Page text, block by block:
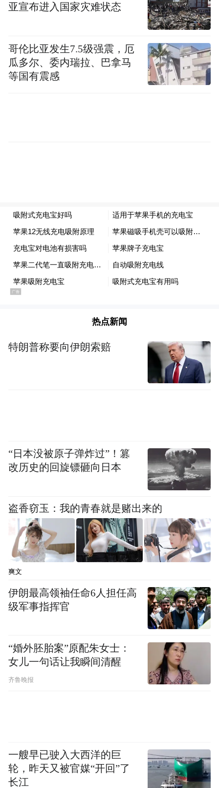
(一)加强部门联动，齐抓共管凝聚合力
一是强化机制建设，健全责任保障体系。成
立由分管市长任组长、17个招考委成员单位
组成的教育考试领导小组，将高考、中考列
发布系统、高考听力播放设备等重点环节已
测试评估整改完毕，考前模拟演练，设备运
行平稳顺畅，组织有序，所有考点已经准备
就绪。考试期间，市、区(市)两级政府分管负
责同志将进驻考务指挥中心，统一决策调
分片包干，指导督查各考区、考点组考情
考一线，抓好各项保障措施实施。此外，按
照国家和省要求，省、市、区三级检查员分
别在考点实地指导，市、区两级招考委成员
二是开展专项行动，营造安全温馨考试环
境。在从严净化涉考环境方面，市委宣传
部、市委网信办、市教育局、市公安局、市
市场监管局、市工信局等部门联动协作，统
筹资源、凝聚监管合力，开展六项专项行动
净化考试环境。市委宣传部、市委网信办等
五部门进一步规范新媒体、自媒体账号网络
行为，维护教育公平和良好招生考试秩序，
共建“清朗”网络空间。市公安局加强线上、
线下涉考违法打击力度，实行线索快查、案
件快侦、违法快处；市市场监管局严厉打击
生产、销售考试作弊器材等违法行为，开展
助考培训机构监管，做好涉考食品安全监
管。市工业和信息化局重点强化涉考电磁环
失泄密事件发生。
亚宣布进入国家灾难状态
哥伦比亚发生7.5级强震，厄
瓜多尔、委内瑞拉、巴拿马
等国有震感
热点新闻
特朗普称要向伊朗索赔
“日本没被原子弹炸过”！篡
改历史的回旋镖砸向日本
盗香窃玉：我的青春就是赌出来的
爽文
伊朗最高领袖任命6人担任高
级军事指挥官
“婚外胚胎案”原配朱女士：
女儿一句话让我瞬间清醒
齐鲁晚报
一艘早已驶入大西洋的巨
轮，昨天又被官媒“开回”了
长江